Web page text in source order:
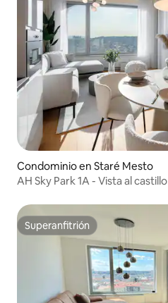
Condominio en Staré Mesto
AH Sky Park 1A - Vista al castillo
Superanfitrión
Superanfitrión